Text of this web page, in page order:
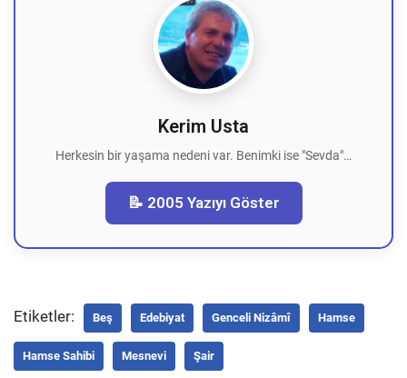
Kerim Usta
Herkesin bir yaşama nedeni var. Benimki ise "Sevda"…
📝 2005 Yazıyı Göster
Etiketler: Beş Edebiyat Genceli Nizâmî Hamse
Hamse Sahibi Mesnevi Şair